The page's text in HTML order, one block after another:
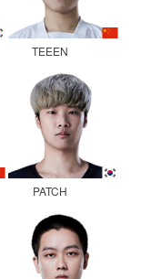
TEEEN
PATCH